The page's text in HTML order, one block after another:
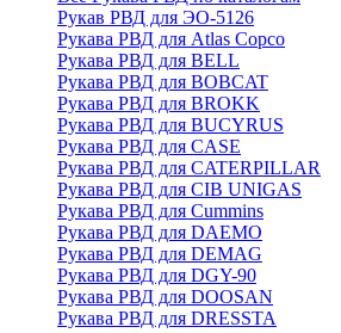
Рукав РВД для ЭО-5126
Рукава РВД для Atlas Copco
Рукава РВД для BELL
Рукава РВД для BOBCAT
Рукава РВД для BROKK
Рукава РВД для BUCYRUS
Рукава РВД для CASE
Рукава РВД для CATERPILLAR
Рукава РВД для CIB UNIGAS
Рукава РВД для Cummins
Рукава РВД для DAEMO
Рукава РВД для DEMAG
Рукава РВД для DGY-90
Рукава РВД для DOOSAN
Рукава РВД для DRESSTA